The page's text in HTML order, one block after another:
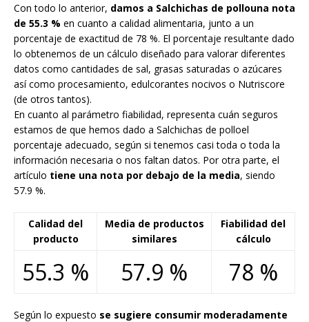
Con todo lo anterior, damos a Salchichas de pollouna nota
de 55.3 % en cuanto a calidad alimentaria, junto a un
porcentaje de exactitud de 78 %. El porcentaje resultante dado
lo obtenemos de un cálculo diseñado para valorar diferentes
datos como cantidades de sal, grasas saturadas o azúcares
así como procesamiento, edulcorantes nocivos o Nutriscore
(de otros tantos).
En cuanto al parámetro fiabilidad, representa cuán seguros
estamos de que hemos dado a Salchichas de polloel
porcentaje adecuado, según si tenemos casi toda o toda la
información necesaria o nos faltan datos. Por otra parte, el
artículo tiene una nota por debajo de la media, siendo
57.9 %.
Calidad del
producto
Media de productos
similares
Fiabilidad del
cálculo
55.3 % 57.9 % 78 %
Según lo expuesto se sugiere consumir moderadamente